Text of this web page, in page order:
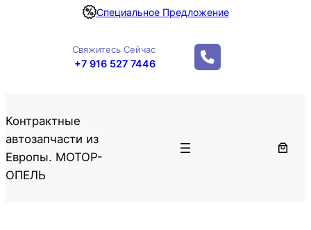
r
Специальное Предложение
Свяжитесь Сейчас
+7 916 527 7446
Контрактные
автозапчасти из
Европы. МОТОР-
ОПЕЛЬ